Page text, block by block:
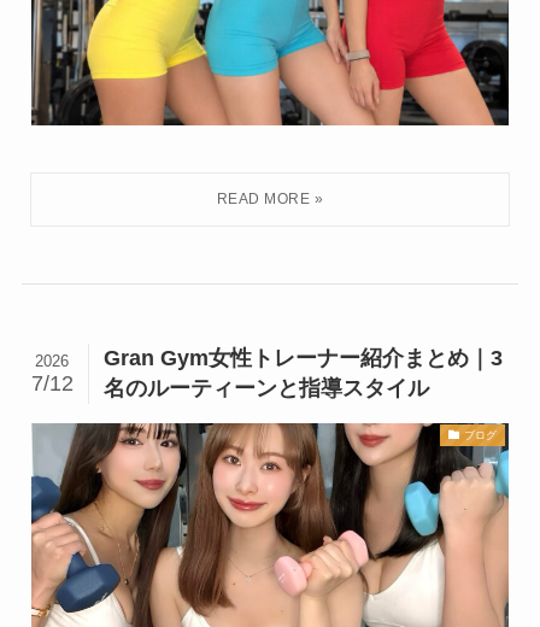
Gran Gym女性トレーナー紹介まとめ｜3
名のルーティーンと指導スタイル
2026
7/12
ブログ